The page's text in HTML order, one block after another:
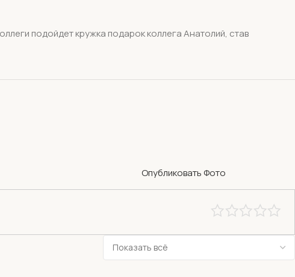
подойдет кружка подарок коллега Анатолий, став
Опубликовать Фото